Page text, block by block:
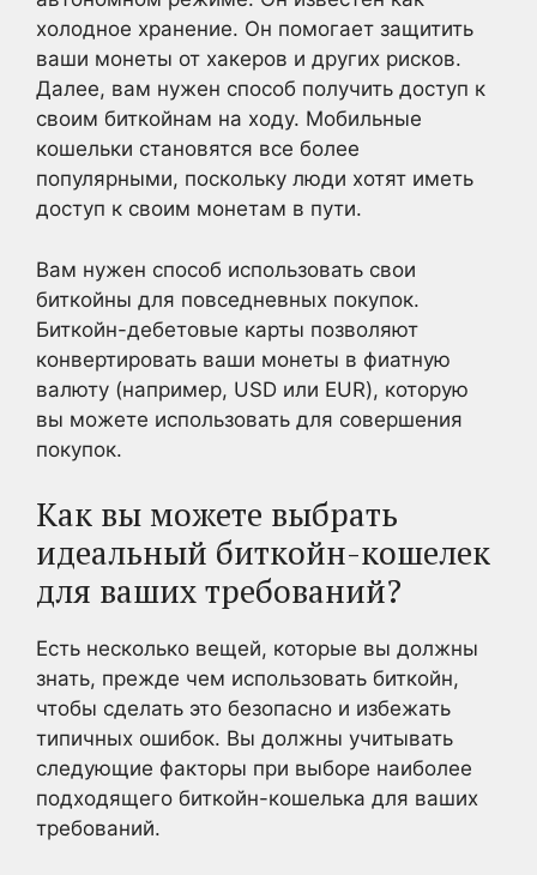
холодное хранение. Он помогает защитить
ваши монеты от хакеров и других рисков.
Далее, вам нужен способ получить доступ к
своим биткойнам на ходу. Мобильные
кошельки становятся все более
популярными, поскольку люди хотят иметь
доступ к своим монетам в пути.
Вам нужен способ использовать свои
биткойны для повседневных покупок.
Биткойн-дебетовые карты позволяют
конвертировать ваши монеты в фиатную
валюту (например, USD или EUR), которую
вы можете использовать для совершения
покупок.
Как вы можете выбрать
идеальный биткойн-кошелек
для ваших требований?
Есть несколько вещей, которые вы должны
знать, прежде чем использовать биткойн,
чтобы сделать это безопасно и избежать
типичных ошибок. Вы должны учитывать
следующие факторы при выборе наиболее
подходящего биткойн-кошелька для ваших
требований.